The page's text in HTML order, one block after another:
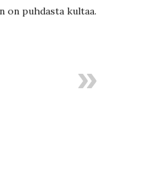
on puhdasta kultaa.